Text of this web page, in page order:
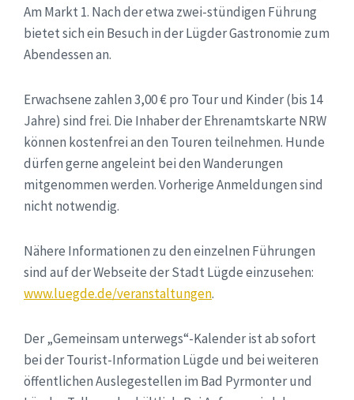
Am Markt 1. Nach der etwa zwei-stündigen Führung
bietet sich ein Besuch in der Lügder Gastronomie zum
Abendessen an.
Erwachsene zahlen 3,00 € pro Tour und Kinder (bis 14
Jahre) sind frei. Die Inhaber der Ehrenamtskarte NRW
können kostenfrei an den Touren teilnehmen. Hunde
dürfen gerne angeleint bei den Wanderungen
mitgenommen werden. Vorherige Anmeldungen sind
nicht notwendig.
Nähere Informationen zu den einzelnen Führungen
sind auf der Webseite der Stadt Lügde einzusehen:
www.luegde.de/veranstaltungen.
Der „Gemeinsam unterwegs“-Kalender ist ab sofort
bei der Tourist-Information Lügde und bei weiteren
öffentlichen Auslegestellen im Bad Pyrmonter und